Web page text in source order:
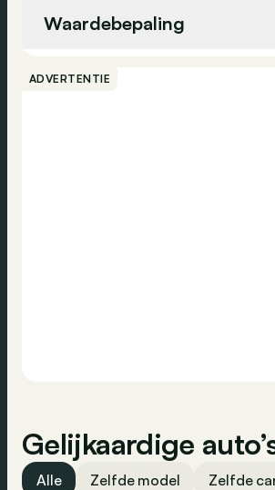
High-beam assistant
Regensensor
Vermoeidheidsdetectie
Noodoproep
Waardebepaling
ADVERTENTIE
Gelijkaardige
Alle Zelfde model Zelfde